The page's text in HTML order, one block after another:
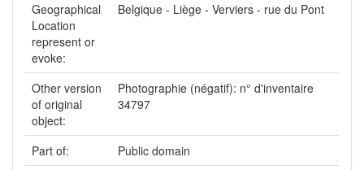
Geographical
Location
represent or
evoke:
Belgique - Liège - Verviers - rue du Pont
Other version
of original
object:
Photographie (négatif): n° d'inventaire
34797
Part of:
Public domain